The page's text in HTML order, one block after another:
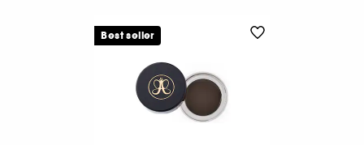
Best seller